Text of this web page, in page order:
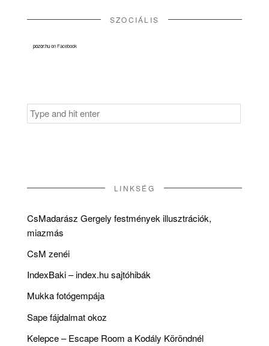
SZOCIÁLIS
pozor.huon Facebook
Search
for:
LINKSÉG
CsMadarász Gergely festmények illusztrációk,
miazmás
CsM zenéi
IndexBaki – index.hu sajtóhibák
Mukka fotógempája
Sape fájdalmat okoz
Kelepce – Escape Room a Kodály Köröndnél